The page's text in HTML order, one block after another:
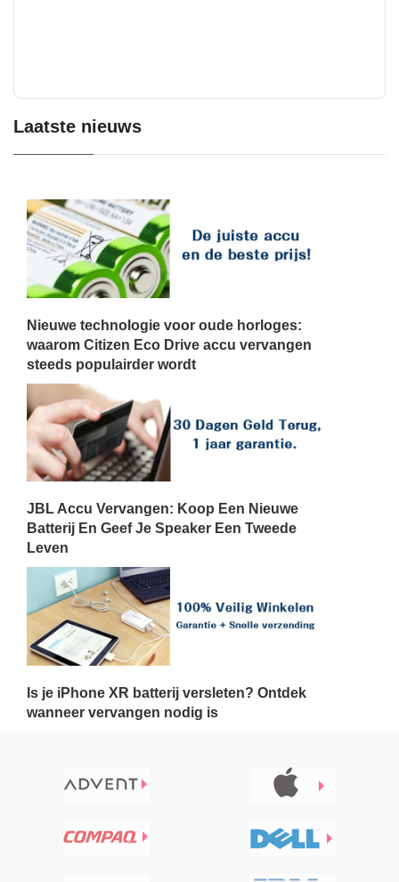
Laatste nieuws
Nieuwe technologie voor oude horloges:
waarom Citizen Eco Drive accu vervangen
steeds populairder wordt
JBL Accu Vervangen: Koop Een Nieuwe
Batterij En Geef Je Speaker Een Tweede
Leven
Is je iPhone XR batterij versleten? Ontdek
wanneer vervangen nodig is